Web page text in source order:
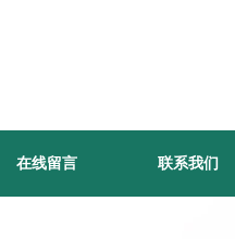
在线留言 联系我们